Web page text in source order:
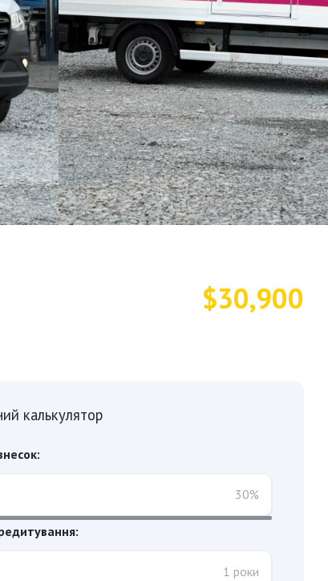
$30,900
калькулятор
30%
1 роки